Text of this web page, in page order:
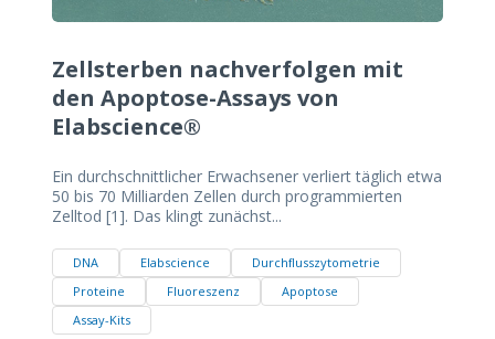
Zellsterben nachverfolgen mit
den Apoptose-Assays von
Elabscience®
Ein durchschnittlicher Erwachsener verliert täglich etwa
50 bis 70 Milliarden Zellen durch programmierten
Zelltod [1]. Das klingt zunächst...
DNA Elabscience
Durchflusszytometrie
Proteine
Fluoreszenz
Apoptose
Assay-Kits